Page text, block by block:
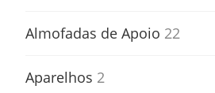
Almofadas de Apoio 22
Aparelhos 2